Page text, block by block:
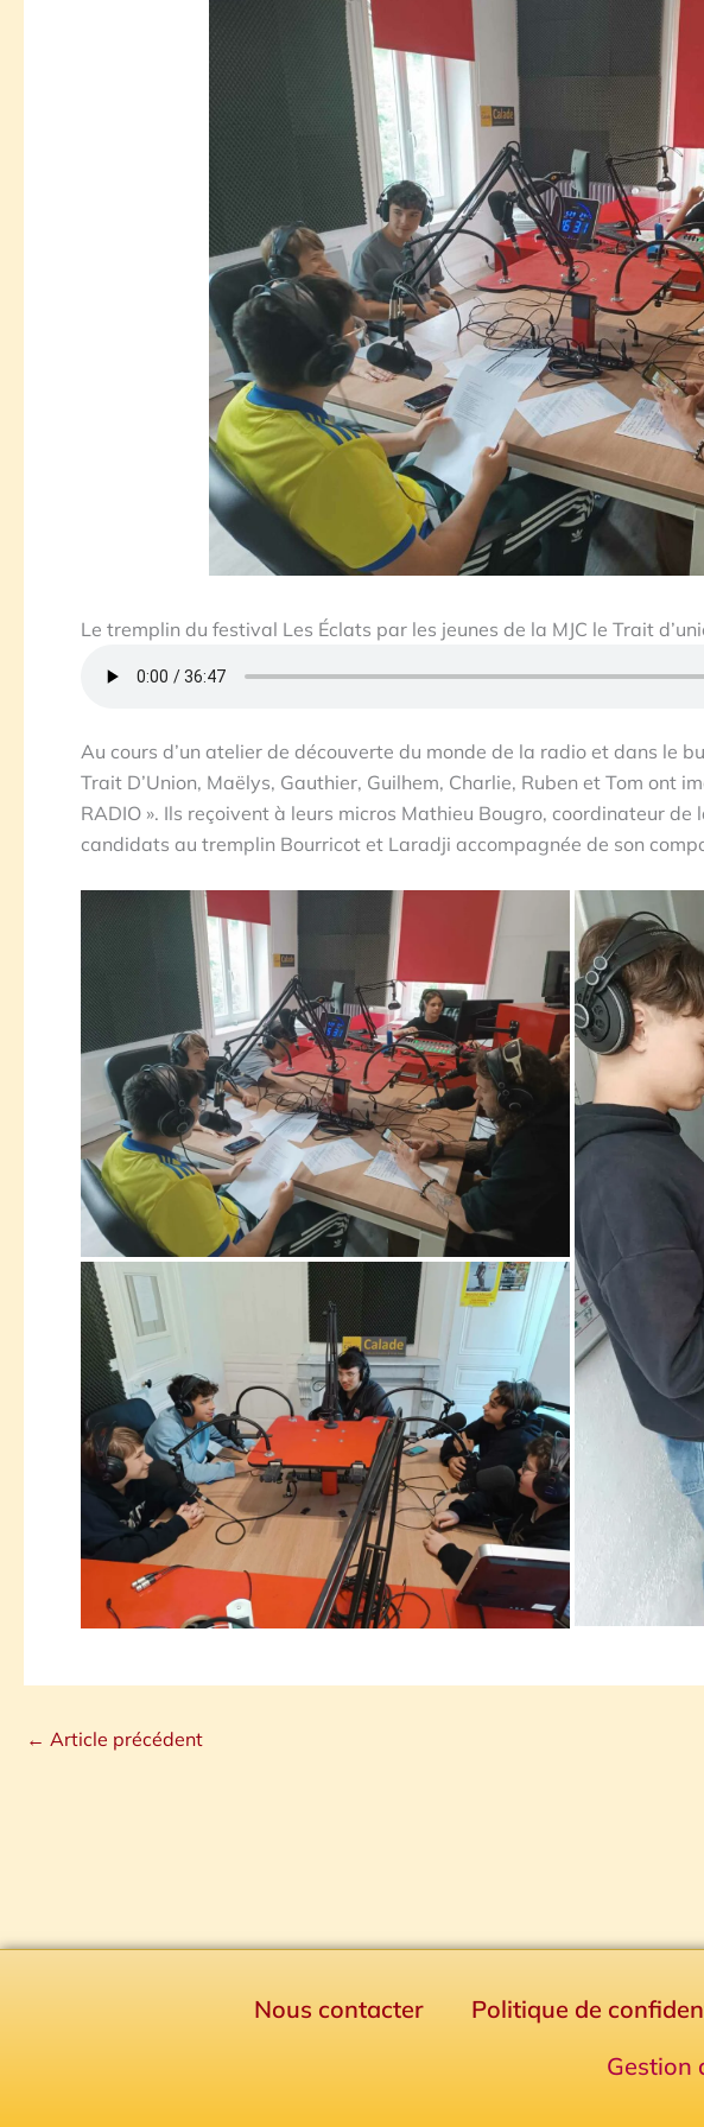
Le tremplin du festival Les Éclats par les jeunes de la MJC le Trait
Au cours d’un atelier de découverte du monde de la radio et dans le
Trait D’Union, Maëlys, Gauthier, Guilhem, Charlie, Ruben et Tom ont
RADIO ». Ils reçoivent à leurs micros Mathieu Bougro, coordinateur
candidats au tremplin Bourricot et Laradji accompagnée de son
← Article précédent
Nous contacter Politique de
Gestion